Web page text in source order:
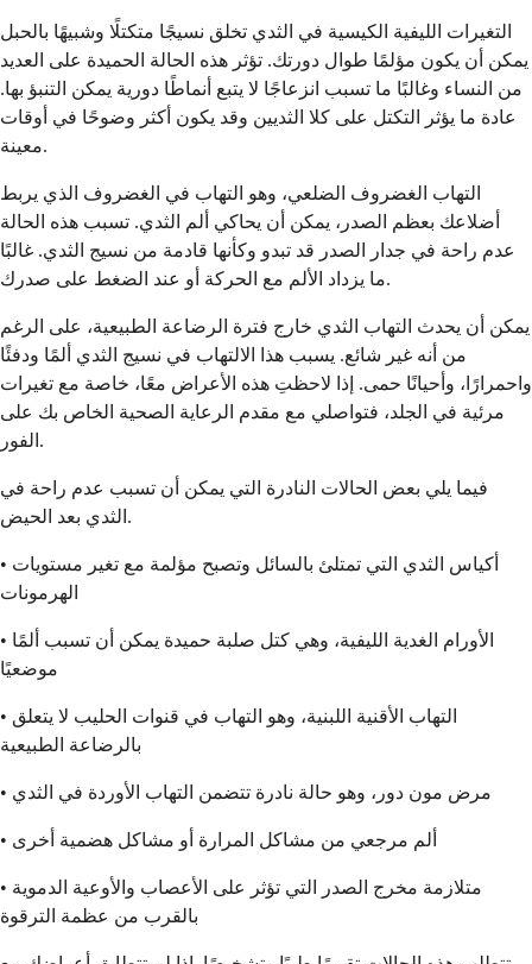
التغيرات الليفية الكيسية في الثدي تخلق نسيجًا متكتلًا وشبيهًا بالحبل
يمكن أن يكون مؤلمًا طوال دورتك. تؤثر هذه الحالة الحميدة على العديد
من النساء وغالبًا ما تسبب انزعاجًا لا يتبع أنماطًا دورية يمكن التنبؤ بها.
عادة ما يؤثر التكتل على كلا الثديين وقد يكون أكثر وضوحًا في أوقات
معينة.
التهاب الغضروف الضلعي، وهو التهاب في الغضروف الذي يربط
أضلاعك بعظم الصدر، يمكن أن يحاكي ألم الثدي. تسبب هذه الحالة
عدم راحة في جدار الصدر قد تبدو وكأنها قادمة من نسيج الثدي. غالبًا
ما يزداد الألم مع الحركة أو عند الضغط على صدرك.
يمكن أن يحدث التهاب الثدي خارج فترة الرضاعة الطبيعية، على الرغم
من أنه غير شائع. يسبب هذا الالتهاب في نسيج الثدي ألمًا ودفئًا
واحمرارًا، وأحيانًا حمى. إذا لاحظتِ هذه الأعراض معًا، خاصة مع تغيرات
مرئية في الجلد، فتواصلي مع مقدم الرعاية الصحية الخاص بك على
الفور.
فيما يلي بعض الحالات النادرة التي يمكن أن تسبب عدم راحة في
الثدي بعد الحيض.
• أكياس الثدي التي تمتلئ بالسائل وتصبح مؤلمة مع تغير مستويات
الهرمونات
• الأورام الغدية الليفية، وهي كتل صلبة حميدة يمكن أن تسبب ألمًا
موضعيًا
• التهاب الأقنية اللبنية، وهو التهاب في قنوات الحليب لا يتعلق
بالرضاعة الطبيعية
• مرض مون دور، وهو حالة نادرة تتضمن التهاب الأوردة في الثدي
• ألم مرجعي من مشاكل المرارة أو مشاكل هضمية أخرى
• متلازمة مخرج الصدر التي تؤثر على الأعصاب والأوعية الدموية
بالقرب من عظمة الترقوة